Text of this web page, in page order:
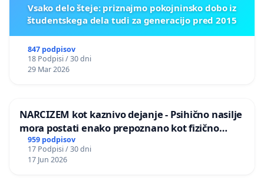
Vsako delo šteje: priznajmo pokojninsko dobo iz
študentskega dela tudi za generacijo pred 2015
847 podpisov
18 Podpisi / 30 dni
29 Mar 2026
NARCIZEM kot kaznivo dejanje - Psihično nasilje
mora postati enako prepoznano kot fizično
nasilje
959 podpisov
17 Podpisi / 30 dni
17 Jun 2026